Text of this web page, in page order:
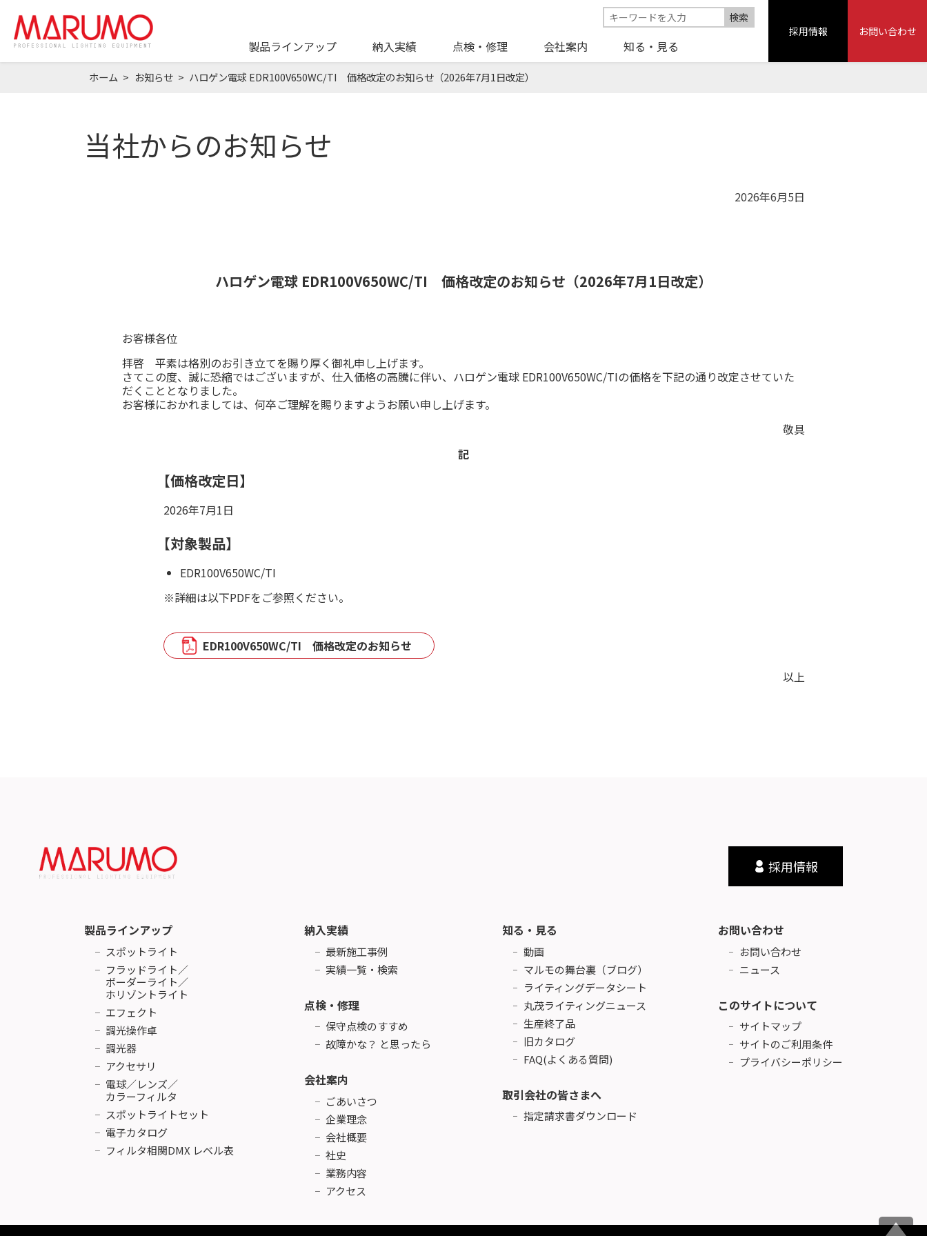
採用情報 お問い合わせ
製品ラインアップ 納入実績 点検・修理 会社案内 知る・見る
ホーム お知らせ ハロゲン電球 EDR100V650WC/TI 価格改定のお知らせ（2026年7月1日改定）
当社からのお知らせ
2026年6月5日
ハロゲン電球 EDR100V650WC/TI 価格改定のお知らせ（2026年7月1日改定）
お客様各位
拝啓 平素は格別のお引き立てを賜り厚く御礼申し上げます。
さてこの度、誠に恐縮ではございますが、仕入価格の高騰に伴い、ハロゲン電球 EDR100V650WC/TIの価格を下記の通り改定させていた
だくこととなりました。
お客様におかれましては、何卒ご理解を賜りますようお願い申し上げます。
敬具
記
【価格改定日】
2026年7月1日
【対象製品】
EDR100V650WC/TI
※詳細は以下PDFをご参照ください。
EDR100V650WC/TI 価格改定のお知らせ
以上
採用情報
製品ラインアップ
スポットライト
フラッドライト／
ボーダーライト／
ホリゾントライト
エフェクト
調光操作卓
調光器
アクセサリ
電球／レンズ／
カラーフィルタ
スポットライトセット
電子カタログ
フィルタ相関DMX レベル表
納入実績
最新施工事例
実績一覧・検索
点検・修理
保守点検のすすめ
故障かな？ と思ったら
会社案内
ごあいさつ
企業理念
会社概要
社史
業務内容
アクセス
知る・見る
動画
マルモの舞台裏（ブログ）
ライティングデータシート
丸茂ライティングニュース
生産終了品
旧カタログ
FAQ(よくある質問)
取引会社の皆さまへ
指定請求書ダウンロード
お問い合わせ
お問い合わせ
ニュース
このサイトについて
サイトマップ
サイトのご利用条件
プライバシーポリシー